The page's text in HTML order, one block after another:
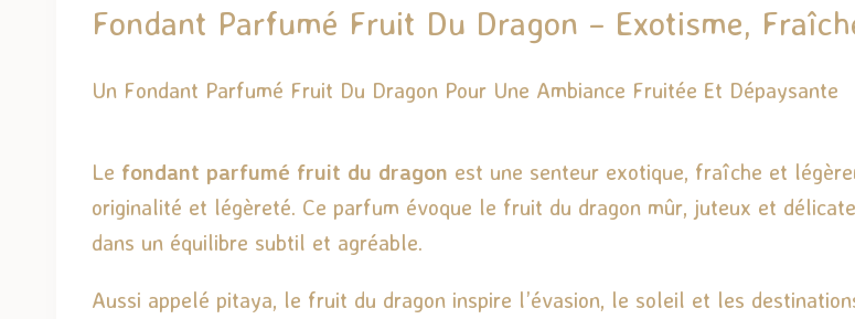
Fondant Parfumé Fruit Du Dragon – Exotisme,
Un Fondant Parfumé Fruit Du Dragon Pour Une Ambiance Fruitée Et Dépaysante
Le fondant parfumé fruit du dragon est une senteur exotique, fraîche et
originalité et légèreté. Ce parfum évoque le fruit du dragon mûr, juteux et
dans un équilibre subtil et agréable.
Aussi appelé pitaya, le fruit du dragon inspire l’évasion, le soleil et les